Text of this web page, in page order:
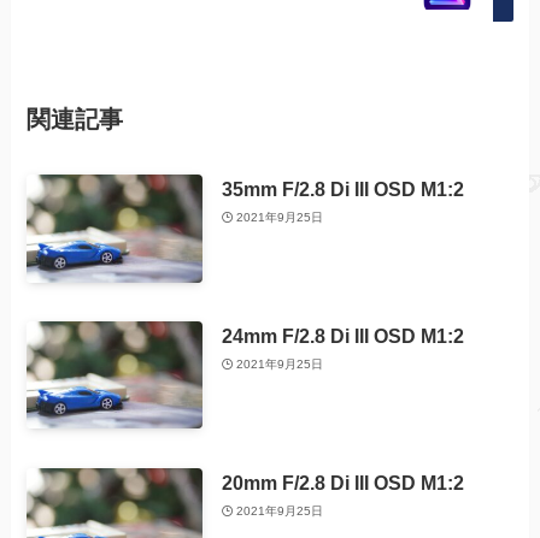
関連記事
35mm F/2.8 Di III OSD M1:2
2021年9月25日
24mm F/2.8 Di III OSD M1:2
2021年9月25日
20mm F/2.8 Di III OSD M1:2
2021年9月25日